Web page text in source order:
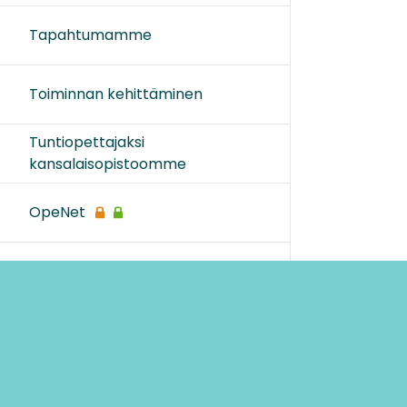
Tapahtumamme
Toiminnan kehittäminen
Tuntiopettajaksi
kansalaisopistoomme
OpeNet